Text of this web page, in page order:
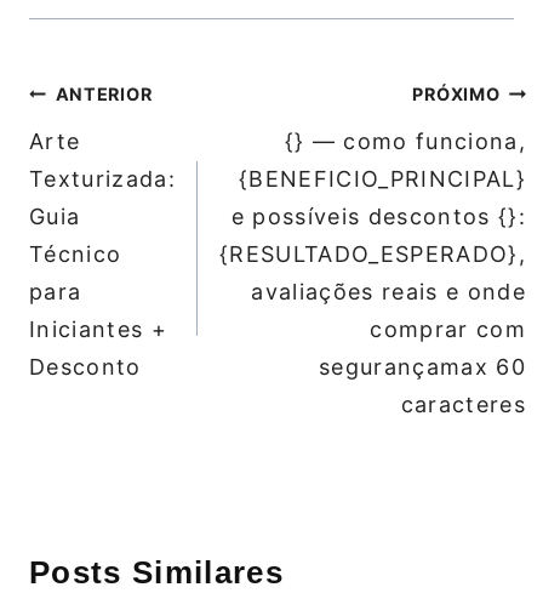
Navegação
de
Post
ANTERIOR
Arte
Texturizada:
Guia
Técnico
para
Iniciantes +
Desconto
PRÓXIMO
{} — como funciona,
{BENEFICIO_PRINCIPAL}
e possíveis descontos {}:
{RESULTADO_ESPERADO},
avaliações reais e onde
comprar com
segurançamax 60
caracteres
Posts Similares